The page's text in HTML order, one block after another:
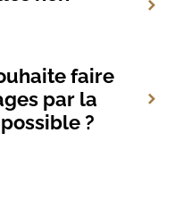
faire
par la
?